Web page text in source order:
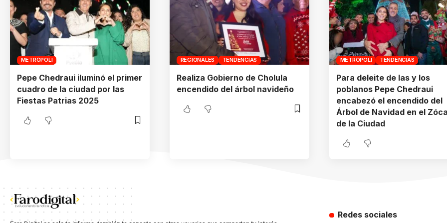
METRÓPOLI
Pepe Chedraui iluminó el primer
cuadro de la ciudad por las
Fiestas Patrias 2025
REGIONALES TENDENCIAS
Realiza Gobierno de Cholula
encendido del árbol navideño
METRÓPOLI TENDENCIAS
Para deleite de las y los
poblanos Pepe Chedraui
encabezó el encendido del
Árbol de Navidad en el
de la Ciudad
Redes sociales